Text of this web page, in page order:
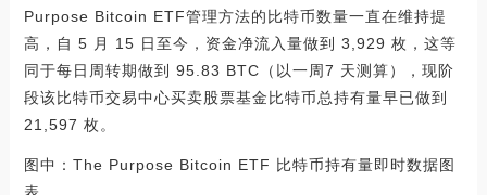
Purpose Bitcoin ETF管理方法的比特币数量一直在维持提
高，自 5 月 15 日至今，资金净流入量做到 3,929 枚，这等
同于每日周转期做到 95.83 BTC（以一周7 天测算），现阶
段该比特币交易中心买卖股票基金比特币总持有量早已做到
21,597 枚。
图中：The Purpose Bitcoin ETF 比特币持有量即时数据图